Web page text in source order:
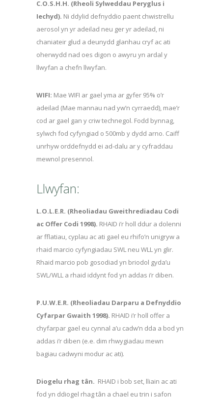
C.O.S.H.H. (Rheoli Sylweddau Peryglus i
Iechyd). Ni ddylid defnyddio paent chwistrellu
aerosol yn yr adeilad neu ger yr adeilad, ni
chaniateir glud a deunydd glanhau cryf ac ati
oherwydd nad oes digon o awyru yn ardal y
llwyfan a chefn llwyfan.
WIFI: Mae WIFI ar gael yma ar gyfer 95% o’r
adeilad (Mae mannau nad yw’n cyrraedd), mae’r
cod ar gael gan y criw technegol. Fodd bynnag,
sylwch fod cyfyngiad o 500mb y dydd arno. Caiff
unrhyw orddefnydd ei ad-dalu ar y cyfraddau
mewnol presennol.
Llwyfan:
L.O.L.E.R. (Rheoliadau Gweithrediadau Codi
ac Offer Codi 1998). RHAID i’r holl ddur a dolenni
ar fflatiau, cyplau ac ati gael eu rhifo’n unigryw a
rhaid marcio cyfyngiadau SWL neu WLL yn glir.
Rhaid marcio pob gosodiad yn briodol gyda’u
SWL/WLL a rhaid iddynt fod yn addas i’r diben.
P.U.W.E.R. (Rheoliadau Darparu a Defnyddio
Cyfarpar Gwaith 1998). RHAID i’r holl offer a
chyfarpar gael eu cynnal a’u cadw’n dda a bod yn
addas i’r diben (e.e. dim rhwygiadau mewn
bagiau cadwyni modur ac ati).
Diogelu rhag tân. RHAID i bob set, lliain ac ati
fod yn ddiogel rhag tân a chael eu trin i safon